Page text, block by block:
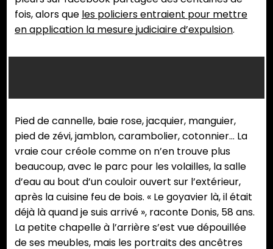
fois, alors que les policiers entraient pour mettre
en application la mesure judiciaire d’expulsion.
le
avril
2024,
la
vie
de
la
famille
Rallots
de
maison,
sur
le
boulevard,
la
famille
a
accroché
de
est
« l’un
des
plus
vieux
de
Saint-
Pierre »,
de
m2
abrite
de
nombreux
arbres.
habitants
sous
le
boukan
sur
des
matelas
gonflables
ou
de
sur
la
famille
a
Pied de cannelle, baie rose, jacquier, manguier,
pied de zévi, jamblon, carambolier, cotonnier… La
vraie cour créole comme on n’en trouve plus
beaucoup, avec le parc pour les volailles, la salle
d’eau au bout d’un couloir ouvert sur l’extérieur,
après la cuisine feu de bois. « Le goyavier là, il était
déjà là quand je suis arrivé », raconte Donis, 58 ans.
La petite chapelle à l’arrière s’est vue dépouillée
de ses meubles, mais les portraits des ancêtres